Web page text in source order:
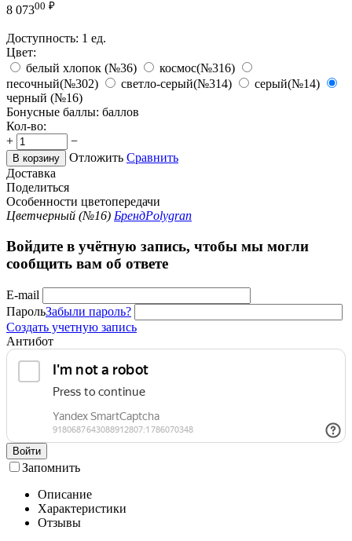
8 07300 ₽
Доступность: 1 ед.
Цвет:
белый хлопок (№36)
космос(№316)
песочный(№302)
светло-серый(№314)
серый(№14)
черный (№16)
Бонусные баллы: баллов
Кол-во:
+
−
В корзину Отложить Сравнить
Доставка
Поделиться
Особенности цветопередачи
Цветчерный (№16) БрендPolygran
Войдите в учётную запись, чтобы мы могли
сообщить вам об ответе
E-mail
ПарольЗабыли пароль?
Создать учетную запись
Антибот
Войти
Запомнить
Описание
Характеристики
Отзывы